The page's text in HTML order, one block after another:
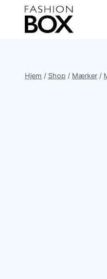
Fortsæt
indhold
Hjem / Shop / Mærker /